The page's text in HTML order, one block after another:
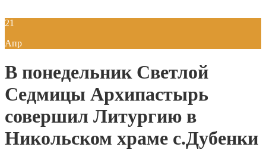
21
Апр
В понедельник Светлой
Седмицы Архипастырь
совершил Литургию в
Никольском храме с.Дубенки